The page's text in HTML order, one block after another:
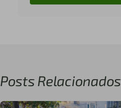
Posts Relacionados